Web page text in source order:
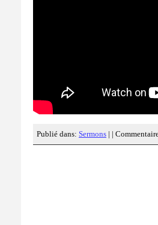
Publié dans: Sermons | |